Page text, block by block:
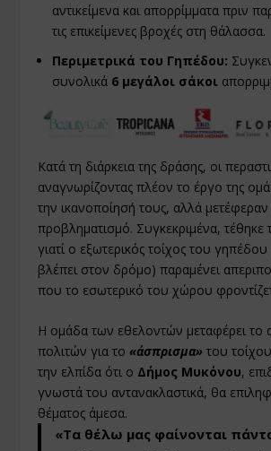
αντικείμενα και απορρίμματα πριν
τις επικείμενες βροχές στη θάλασσα.
Περιμετρικά του Γηπέδου:
συνολικά 6 μεγάλοι σάκοι
Κατά τη διάρκεια της δράσης, οι
αναγνωρίζοντας πλέον το έργο της
την ικανοποίησή τους, αλλά μετέφεραν
προβληματισμό. Συγκεκριμένα, τέθηκε
γιατί ο εξωτερικός τοίχος του
βλέπει στον δρόμο) παραμένει
που το εσωτερικό του χώρου
Η ομάδα των εθελοντών μεταφέρει το
πολιτών για το«άσπρισμα» του
την ελπίδα ότι ο Δήμος Μυκόνου,
γνωστά του αντανακλαστικά, θα
θέματος άμεσα.
«Τα θέλω μας φαίνονται